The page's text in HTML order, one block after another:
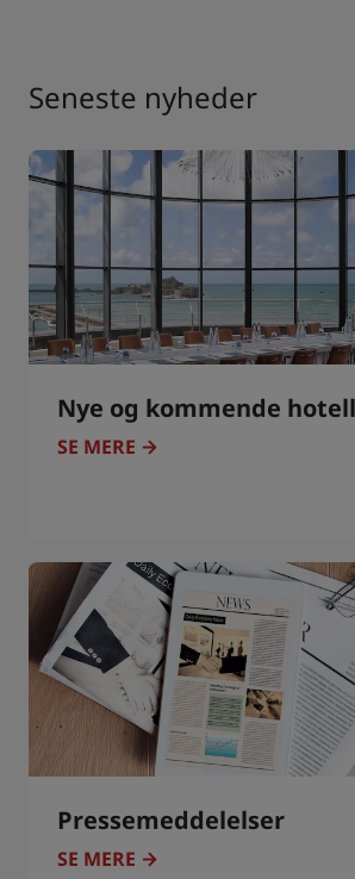
Seneste nyheder
Nye og kommende
SE MERE
Pressemeddelelser
SE MERE